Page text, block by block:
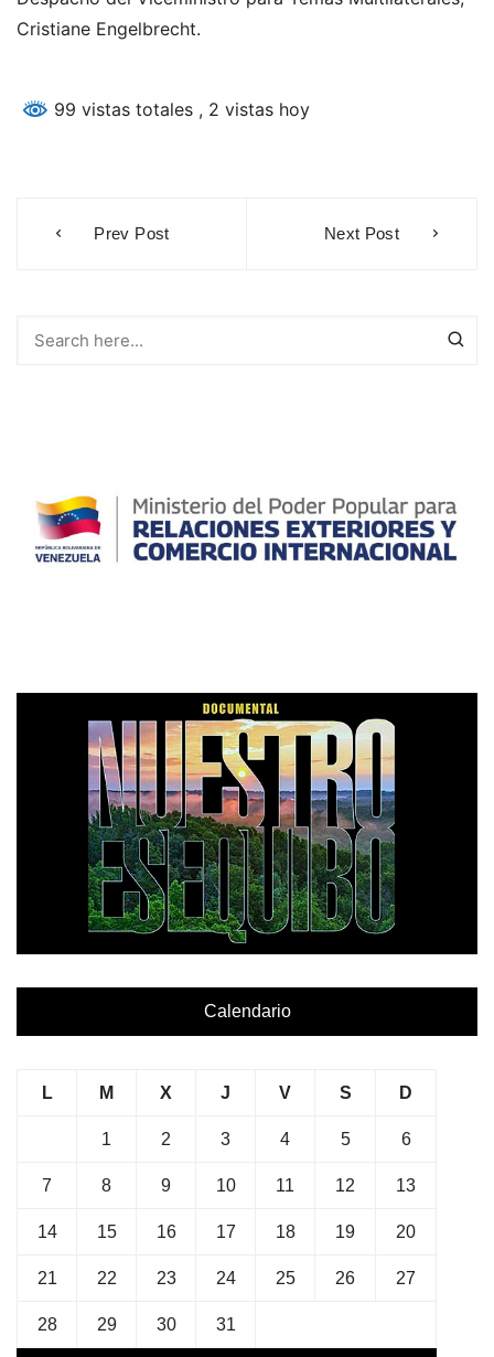
Cristiane Engelbrecht.
99 vistas totales , 2 vistas hoy
Prev Post Next Post
Calendario
L M X J V S D
1 2 3 4 5 6
7 8 9 10 11 12 13
14 15 16 17 18 19 20
21 22 23 24 25 26 27
28 29 30 31